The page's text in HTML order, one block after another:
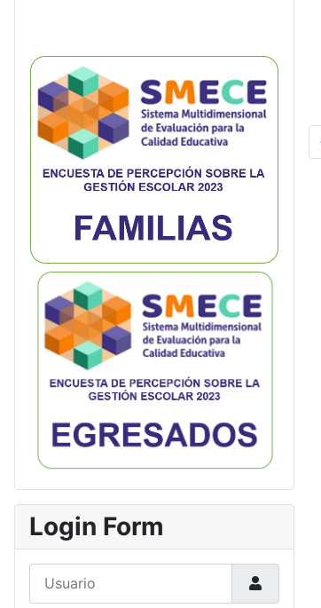
Login Form